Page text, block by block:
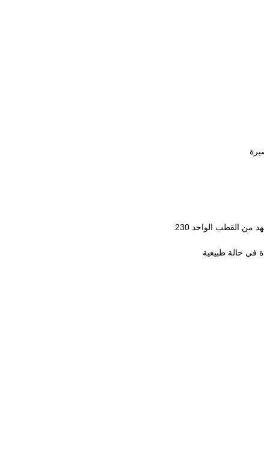
تستخدم بشكل رئيسي لتجنب الإفراط في الحمل والدائرة الداخلية القصيرة من التيار المتردد 50/60 هرتز الجهد من القطب الواحد 230
في حالة طبيعية